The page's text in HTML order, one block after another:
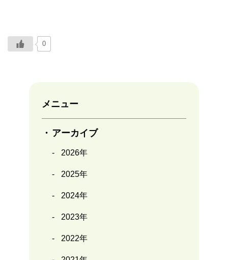
メニュー
アーカイブ
2026年
2025年
2024年
2023年
2022年
0